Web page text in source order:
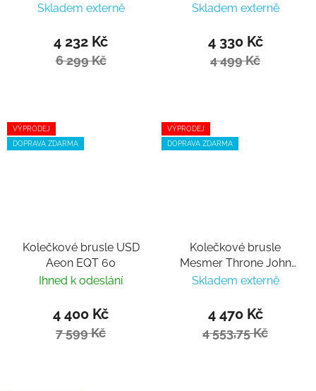
Skladem externě
4 232 Kč
6 299 Kč
Skladem externě
4 330 Kč
4 499 Kč
VÝPRODEJ
DOPRAVA ZDARMA
Kolečkové brusle USD
Aeon EQT 60
Ihned k odeslání
4 400 Kč
7 599 Kč
VÝPRODEJ
DOPRAVA ZDARMA
Kolečkové brusle
Mesmer Throne John
Bolino V1
Skladem externě
4 470 Kč
4 553,75 Kč